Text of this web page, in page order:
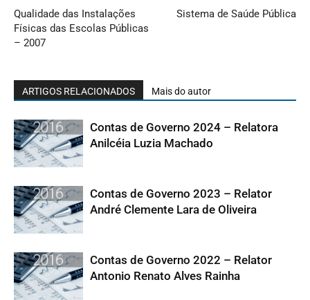
Qualidade das Instalações
Físicas das Escolas Públicas
– 2007
Sistema de Saúde Pública
ARTIGOS RELACIONADOS Mais do autor
Contas de Governo 2024 – Relatora
Anilcéia Luzia Machado
Contas de Governo 2023 – Relator
André Clemente Lara de Oliveira
Contas de Governo 2022 – Relator
Antonio Renato Alves Rainha